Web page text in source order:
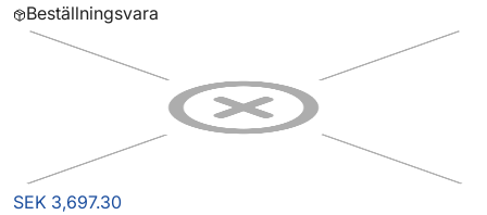
Beställningsvara
SEK 3,697.30